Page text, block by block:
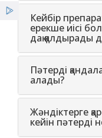
Қызметтер
ҰСО
Кейбір
ерекше иісі
дақ қалдырады
Пәтерді
алады?
Жәндіктерге
кейін пәтерді